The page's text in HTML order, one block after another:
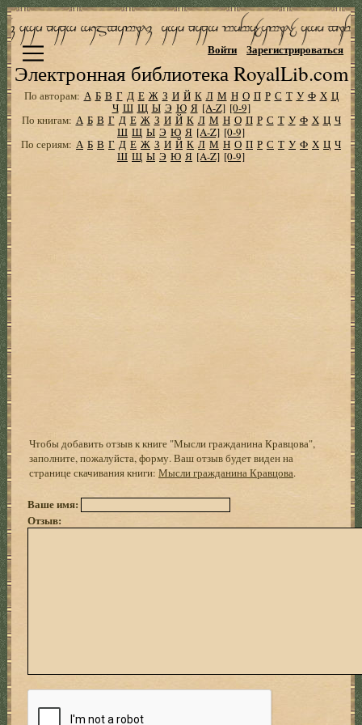
Электронная библиотека RoyalLib.com
Войти Зарегистрироваться
По авторам: А Б В Г Д Е Ж З И Й К Л М Н О П Р С Т У Ф Х Ц
Ч Ш Щ Ы Э Ю Я [A-Z] [0-9]
По книгам: А Б В Г Д Е Ж З И Й К Л М Н О П Р С Т У Ф Х Ц Ч
Ш Щ Ы Э Ю Я [A-Z] [0-9]
По сериям: А Б В Г Д Е Ж З И Й К Л М Н О П Р С Т У Ф Х Ц Ч
Ш Щ Ы Э Ю Я [A-Z] [0-9]
Чтобы добавить отзыв к книге "Мысли гражданина Кравцова",
заполните, пожалуйста, форму. Ваш отзыв будет виден на
странице скачивания книги:Мысли гражданина Кравцова.
Ваше имя:
Отзыв: